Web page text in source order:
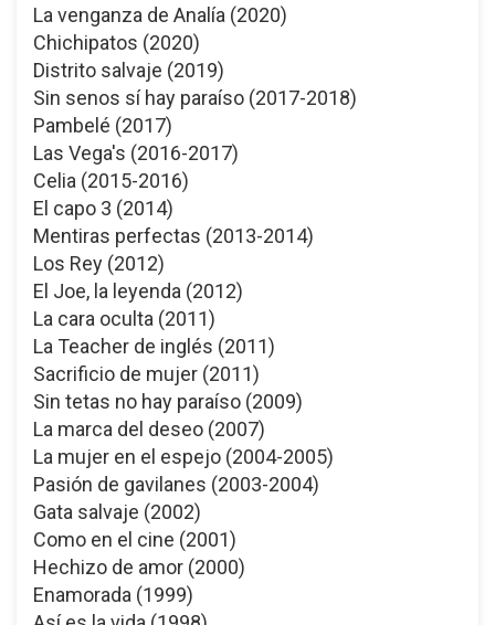
La venganza de Analía (2020)
Chichipatos (2020)
Distrito salvaje (2019)
Sin senos sí hay paraíso (2017-2018)
Pambelé (2017)
Las Vega's (2016-2017)
Celia (2015-2016)
El capo 3 (2014)
Mentiras perfectas (2013-2014)
Los Rey (2012)
El Joe, la leyenda (2012)
La cara oculta (2011)
La Teacher de inglés (2011)
Sacrificio de mujer (2011)
Sin tetas no hay paraíso (2009)
La marca del deseo (2007)
La mujer en el espejo (2004-2005)
Pasión de gavilanes (2003-2004)
Gata salvaje (2002)
Como en el cine (2001)
Hechizo de amor (2000)
Enamorada (1999)